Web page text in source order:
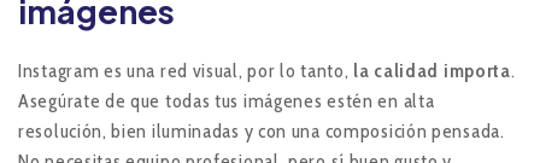
imágenes
Instagram es una red visual, por lo tanto, la calidad importa.
Asegúrate de que todas tus imágenes estén en alta
resolución, bien iluminadas y con una composición pensada.